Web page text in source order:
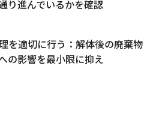
り進んでいるかを確認
適切に行う：解体後の廃棄物
の影響を最小限に抑え